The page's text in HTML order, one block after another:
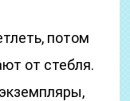
потом
от стебля.